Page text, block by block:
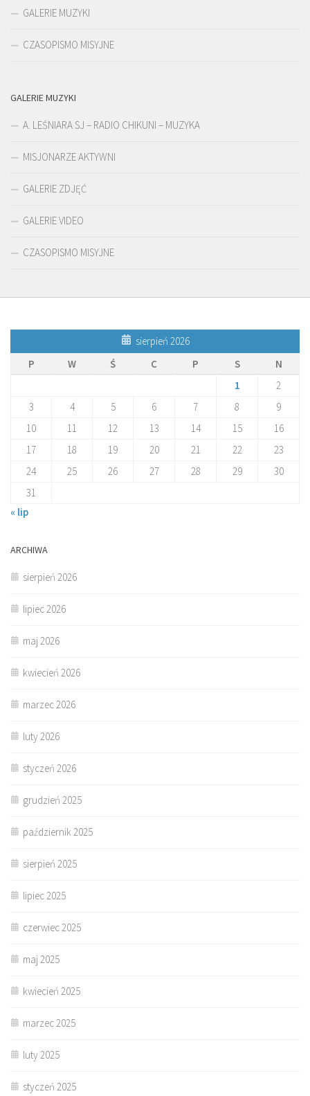
GALERIE MUZYKI
CZASOPISMO MISYJNE
GALERIE MUZYKI
A. LEŚNIARA SJ – RADIO CHIKUNI – MUZYKA
MISJONARZE AKTYWNI
GALERIE ZDJĘĆ
GALERIE VIDEO
CZASOPISMO MISYJNE
sierpień 2026
P
W Ś C P S
N
1
2
3
4 5 6 7 8
9
10
11 12 13 14 15
16
17
18 19 20 21 22
23
24
25 26 27 28 29
30
31
« lip
ARCHIWA
sierpień 2026
lipiec 2026
maj 2026
kwiecień 2026
marzec 2026
luty 2026
styczeń 2026
grudzień 2025
październik 2025
sierpień 2025
lipiec 2025
czerwiec 2025
maj 2025
kwiecień 2025
marzec 2025
luty 2025
styczeń 2025